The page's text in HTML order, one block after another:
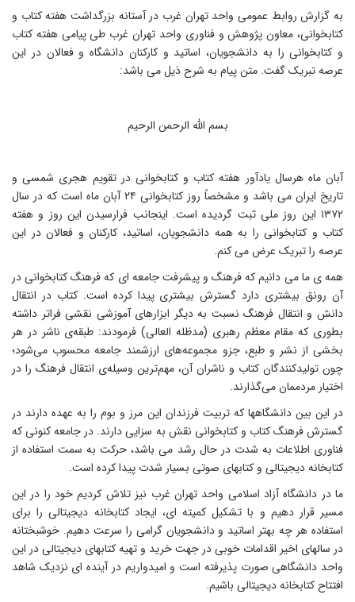
گزارش روابط عمومی واحد تهران غرب در آستانه بزرگداشت هفته کتاب و
معاون پژوهش و فناوری واحد تهران غرب طی پیامی هفته کتاب
کتابخوانی را به دانشجویان، اساتید و کارکنان دانشگاه و فعالان در این
تبریک گفت. متن پیام به شرح ذیل می باشد:
بسم الله الرحمن الرحیم
ماه هرسال یادآور هفته کتاب و کتابخوانی در تقویم هجری شمسی و
تاریخ ایران می باشد و مشخصاً روز کتابخوانی ۲۴ آبان ماه است که در سال
۱۳۷۲ این روز ملی ثبت گردیده است. اینجانب فرارسیدن این روز و هفته
و کتابخوانی را به همه دانشجویان، اساتید، کارکنان و فعالان در این
را تبریک عرض می کنم.
ی ما می دانیم که فرهنگ و پیشرفت جامعه ای که فرهنگ کتابخوانی در
رونق بیشتری دارد گسترش بیشتری پیدا کرده است. کتاب در انتقال
و انتقال فرهنگ نسبت به دیگر ابزارهای آموزشی نقشی فراتر داشته
که مقام معظم رهبری (مدظله العالی) فرمودند: طبقه‌ی ناشر در هر
از نشر و طبع، جزو مجموعه‌های ارزشمند جامعه محسوب می‌شود؛
تولیدکنندگان کتاب و ناشران آن، مهم‌ترین وسیله‌ی انتقال فرهنگ را در
مردممان می‌گذارند.
این بین دانشگاهها که تربیت فرزندان این مرز و بوم را به عهده دارند در
فرهنگ کتاب و کتابخوانی نقش به سزایی دارند. در جامعه کنونی که
اطلاعات به شدت در حال رشد می باشد، حرکت به سمت استفاده از
دیجیتالی و کتابهای صوتی بسیار شدت پیدا کرده است.
در دانشگاه آزاد اسلامی واحد تهران غرب نیز تلاش کردیم خود را در این
قرار دهیم و با تشکیل کمیته ای، ایجاد کتابخانه دیجیتالی را برای
هر چه بهتر اساتید و دانشجویان گرامی را سرعت دهیم. خوشبختانه
سالهای اخیر اقدامات خوبی در جهت خرید و تهیه کتابهای دیجیتالی در این
دانشگاهی صورت پذیرفته است و امیدواریم در آینده ای نزدیک شاهد
کتابخانه دیجیتالی باشیم.